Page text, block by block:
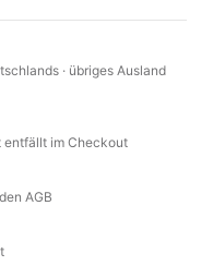
· übriges Ausland
entfällt im Checkout
AGB